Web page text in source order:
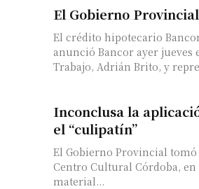
El Gobierno
El crédito hipotecario
anunció Bancor ayer
Trabajo, Adrián Brito, y
Inconclusa la
el “culipatín”
El Gobierno Provincial tomó
Centro Cultural Córdoba,
material...